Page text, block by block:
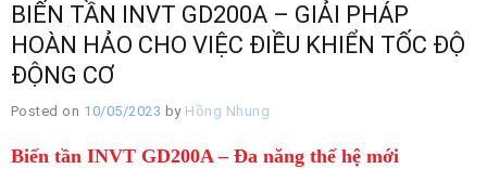
BIẾN TẦN INVT GD200A – GIẢI PHÁP
HOÀN HẢO CHO VIỆC ĐIỀU KHIỂN TỐC ĐỘ
ĐỘNG CƠ
Posted on 10/05/2023 by Hồng Nhung
Biến tần INVT GD200A – Đa năng thế hệ mới